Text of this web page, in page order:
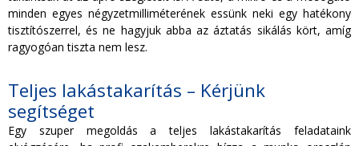
minden egyes négyzetmilliméterének essünk neki egy hatékony
tisztítószerrel, és ne hagyjuk abba az áztatás sikálás kört, amíg
ragyogóan tiszta nem lesz.
Teljes lakástakarítás – Kérjünk
segítséget
Egy szuper megoldás a teljes lakástakarítás feladataink